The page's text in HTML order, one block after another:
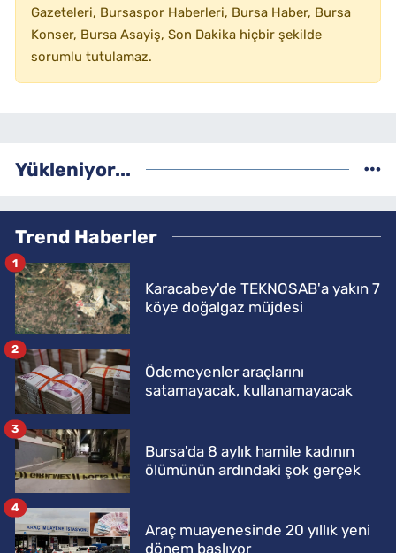
Gazeteleri, Bursaspor Haberleri, Bursa Haber, Bursa
Konser, Bursa Asayiş, Son Dakika hiçbir şekilde
sorumlu tutulamaz.
Yükleniyor...
Trend Haberler
Karacabey'de TEKNOSAB'a yakın 7
köye doğalgaz müjdesi
1
Ödemeyenler araçlarını
satamayacak, kullanamayacak
2
Bursa'da 8 aylık hamile kadının
ölümünün ardındaki şok gerçek
3
Araç muayenesinde 20 yıllık yeni
dönem başlıyor
4